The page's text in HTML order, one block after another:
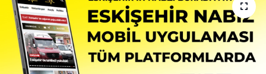
Magazin
Politika